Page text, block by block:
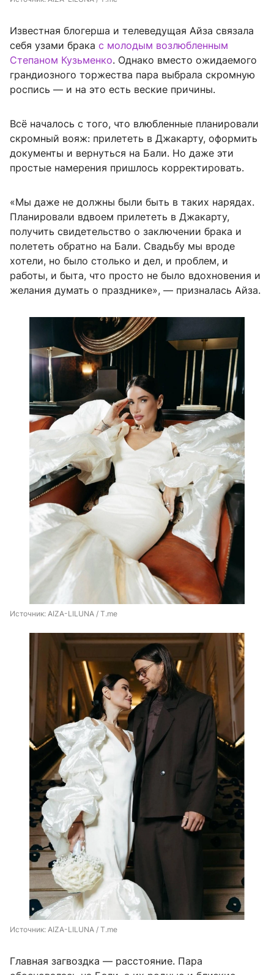
Известная блогерша и телеведущая Айза связала
себя узами брака с молодым возлюбленным
Степаном Кузьменко. Однако вместо ожидаемого
грандиозного торжества пара выбрала скромную
роспись — и на это есть веские причины.
Всё началось с того, что влюбленные планировали
скромный вояж: прилететь в Джакарту, оформить
документы и вернуться на Бали. Но даже эти
простые намерения пришлось корректировать.
«Мы даже не должны были быть в таких нарядах.
Планировали вдвоем прилететь в Джакарту,
получить свидетельство о заключении брака и
полететь обратно на Бали. Свадьбу мы вроде
хотели, но было столько и дел, и проблем, и
работы, и быта, что просто не было вдохновения и
желания думать о празднике», — призналась Айза.
Источник: AIZA-LILUNA / T.me
Источник: AIZA-LILUNA / T.me
Главная загвоздка — расстояние. Пара